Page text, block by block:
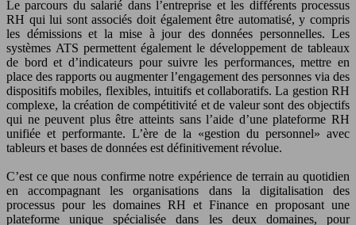
Le parcours du salarié dans l’entreprise et les différents processus
RH qui lui sont associés doit également être automatisé, y compris
les démissions et la mise à jour des données personnelles. Les
systèmes ATS permettent également le développement de tableaux
de bord et d’indicateurs pour suivre les performances, mettre en
place des rapports ou augmenter l’engagement des personnes via des
dispositifs mobiles, flexibles, intuitifs et collaboratifs. La gestion RH
complexe, la création de compétitivité et de valeur sont des objectifs
qui ne peuvent plus être atteints sans l’aide d’une plateforme RH
unifiée et performante. L’ère de la «gestion du personnel» avec
tableurs et bases de données est définitivement révolue.
C’est ce que nous confirme notre expérience de terrain au quotidien
en accompagnant les organisations dans la digitalisation des
processus pour les domaines RH et Finance en proposant une
plateforme unique spécialisée dans les deux domaines, pour